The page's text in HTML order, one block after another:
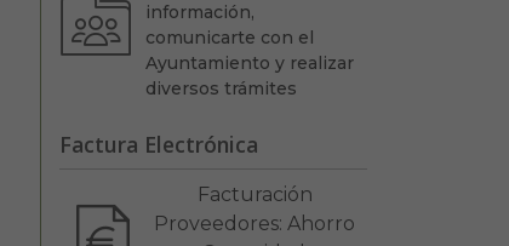
información,
comunicarte con el
Ayuntamiento y realizar
diversos trámites
Factura Electrónica
Facturación
Proveedores: Ahorro